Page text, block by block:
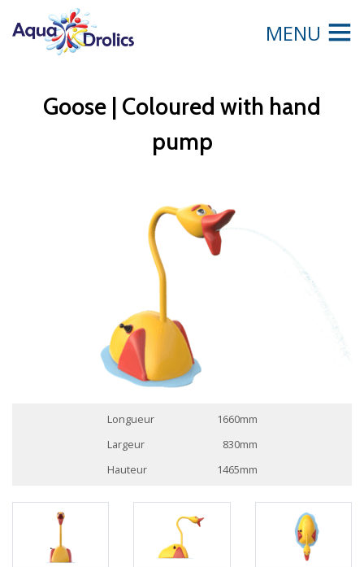
MENU
Goose | Coloured with hand
pump
Longueur
1660mm
Largeur
830mm
Hauteur
1465mm